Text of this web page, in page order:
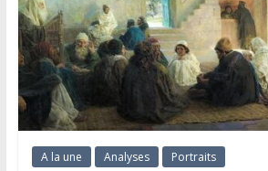
A la une Analyses Portraits